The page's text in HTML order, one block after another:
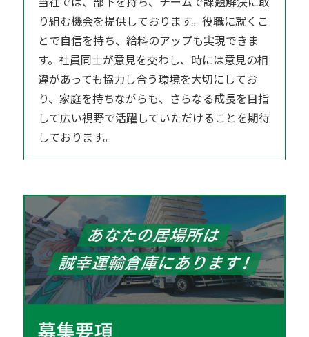
り組む機会を提供しております。役職に就くこ
とで自信を持ち、給料のアップも実現できま
す。社員同士が意見を交わし、時には意見の相
違があっても協力し合う環境を大切にしてお
り、家庭を持ちながらも、さらなる成長を目指
して広い視野で活躍していただけることを期待
しております。